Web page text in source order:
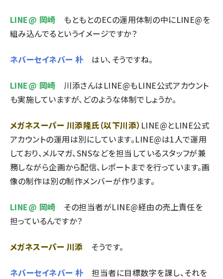
LINE@ 岡崎 もともとのECの運用体制の中にLINE@を
組み込んでるというイメージですか？
ネバーセイネバー 朴はい、そうですね。
LINE@ 岡崎 川添さんはLINE@もLINE公式アカウント
も実施していますが、どのような体制でしょうか。
メガネスーパー 川添隆氏（以下川添） LINE@とLINE公式
アカウントの運用は別にしています。LINE@は1人で運用
しており、メルマガ、SNSなどを担当しているスタッフが兼
務しながら企画から配信、レポートまでを行っています。画
像の制作は別の制作メンバーが作ります。
LINE@ 岡崎 その担当者がLINE@経由の売上責任を
担っているんですか？
メガネスーパー 川添 そうです。
ネバーセイネバー 朴担当者に目標数字を課し、それを